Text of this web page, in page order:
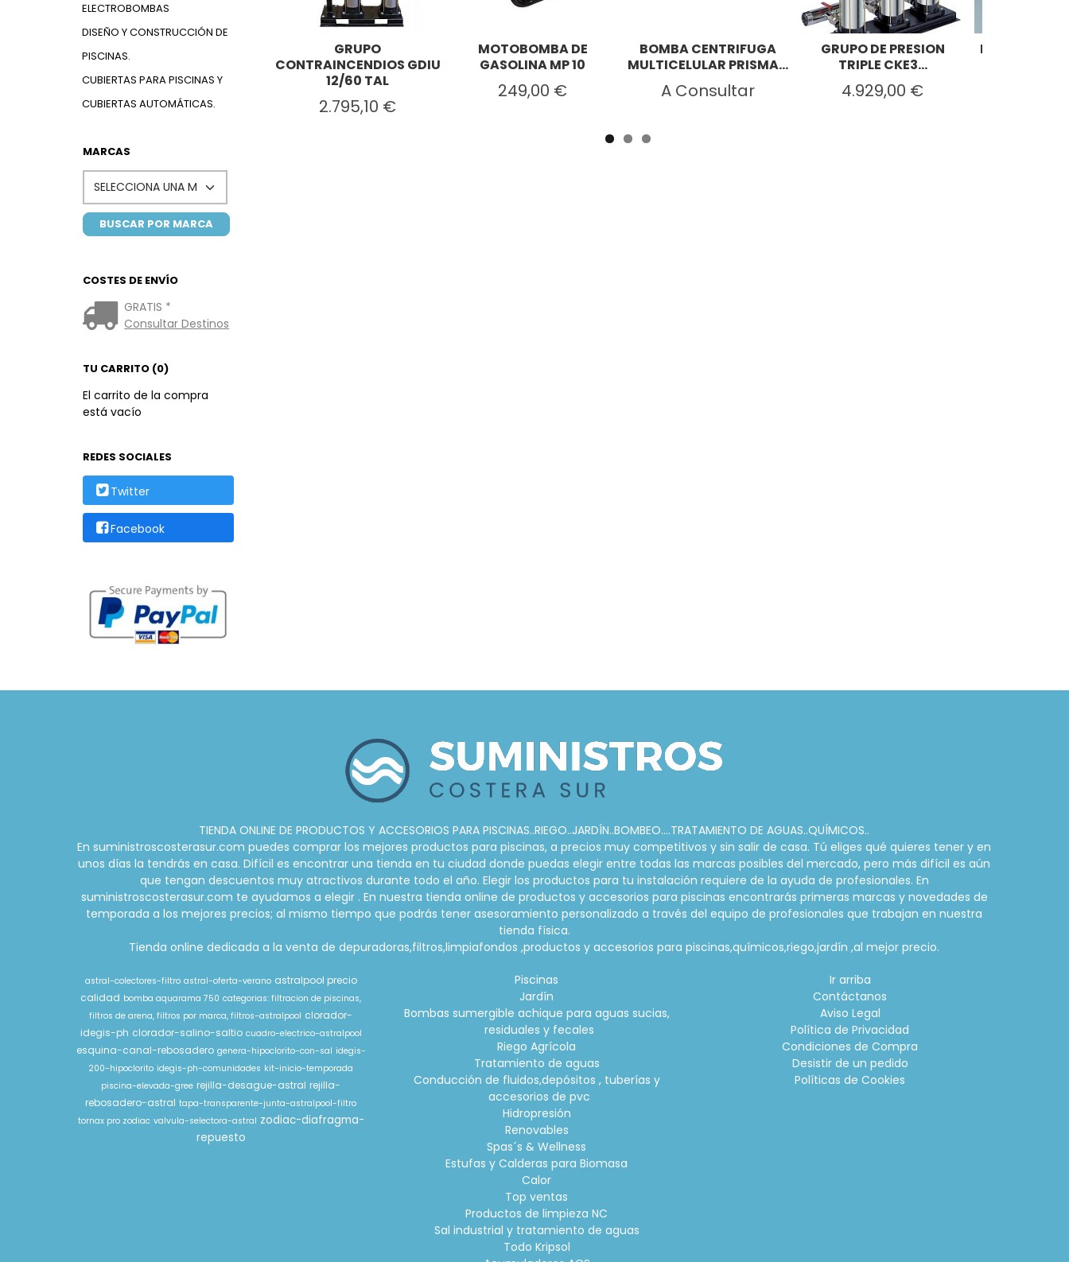
ELECTROBOMBAS
DISEÑO Y CONSTRUCCIÓN DE
PISCINAS.
CUBIERTAS PARA PISCINAS Y
CUBIERTAS AUTOMÁTICAS.
MARCAS
COSTES DE ENVÍO
GRATIS *
Consultar Destinos
TU CARRITO (0)
El carrito de la compra
está vacío
REDES SOCIALES
Twitter
Facebook
GRUPO
CONTRAINCENDIOS GDIU
12/60 TAL
2.795,10 €
MOTOBOMBA DE
GASOLINA MP 10
249,00 €
BOMBA CENTRIFUGA
MULTICELULAR PRISMA...
A Consultar
GRUPO DE PRESION
TRIPLE CKE3...
4.929,00 €
Recambio
TIENDA ONLINE DE PRODUCTOS Y ACCESORIOS PARA PISCINAS..RIEGO..JARDÍN..BOMBEO....TRATAMIENTO DE AGUAS..QUÍMICOS..
En suministroscosterasur.com puedes comprar los mejores productos para piscinas, a precios muy competitivos y sin salir de casa. Tú eliges qué quieres tener y en
unos días la tendrás en casa. Difícil es encontrar una tienda en tu ciudad donde puedas elegir entre todas las marcas posibles del mercado, pero más difícil es aún
que tengan descuentos muy atractivos durante todo el año. Elegir los productos para tu instalación requiere de la ayuda de profesionales. En
suministroscosterasur.com te ayudamos a elegir . En nuestra tienda online de productos y accesorios para piscinas encontrarás primeras marcas y novedades de
temporada a los mejores precios; al mismo tiempo que podrás tener asesoramiento personalizado a través del equipo de profesionales que trabajan en nuestra
tienda física.
Tienda online dedicada a la venta de depuradoras,filtros,limpiafondos ,productos y accesorios para piscinas,químicos,riego,jardín ,al mejor precio.
astral-colectores-filtro astral-oferta-verano astralpool precio
calidad bomba aquarama 750 categorias: filtracion de piscinas,
filtros de arena, filtros por marca, filtros-astralpool clorador-
idegis-ph clorador-salino-saltio cuadro-electrico-astralpool
esquina-canal-rebosadero genera-hipoclorito-con-sal idegis-
200-hipoclorito idegis-ph-comunidades kit-inicio-temporada
piscina-elevada-gree rejilla-desague-astral rejilla-
rebosadero-astral tapa-transparente-junta-astralpool-filtro
tornax pro zodiac valvula-selectora-astral zodiac-diafragma-
repuesto
Piscinas
Jardín
Bombas sumergible achique para aguas sucias,
residuales y fecales
Riego Agrícola
Tratamiento de aguas
Conducción de fluidos,depósitos , tuberías y
accesorios de pvc
Hidropresión
Renovables
Spas´s & Wellness
Estufas y Calderas para Biomasa
Calor
Top ventas
Productos de limpieza NC
Sal industrial y tratamiento de aguas
Todo Kripsol
Ir arriba
Contáctanos
Aviso Legal
Política de Privacidad
Condiciones de Compra
Desistir de un pedido
Políticas de Cookies